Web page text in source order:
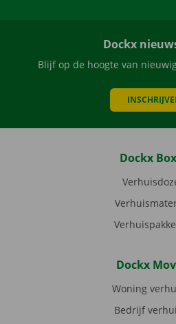
Dockx
Blijf op de hoogte van
Dockx
Dockx
Woning
Bedrijf